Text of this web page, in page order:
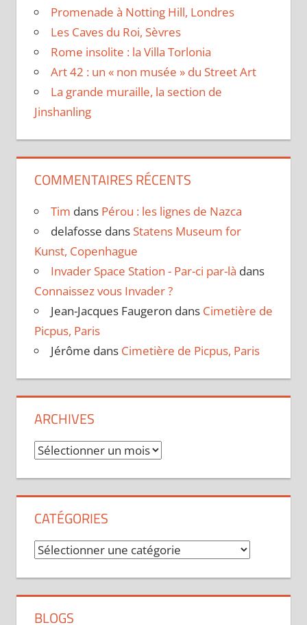
Promenade à Notting Hill, Londres
Les Caves du Roi, Sèvres
Rome insolite : la Villa Torlonia
Art 42 : un « non musée » du Street Art
La grande muraille, la section de
Jinshanling
COMMENTAIRES RÉCENTS
Tim dans Pérou : les lignes de Nazca
delafosse dans Statens Museum for
Kunst, Copenhague
Invader Space Station - Par-ci par-là dans
Connaissez vous Invader ?
Jean-Jacques Faugeron dans Cimetière de
Picpus, Paris
Jérôme dans Cimetière de Picpus, Paris
ARCHIVES
Archives
CATÉGORIES
Catégories
BLOGS